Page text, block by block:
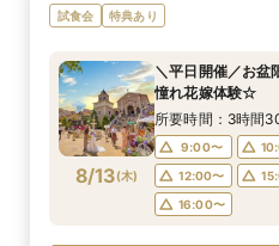
8/12(水)
【水曜休みの方に
宅見学フェア
11:00〜
15:00〜
フェア
8/12(水)
【平日人気No.1
邸宅&試食
11:00〜
16:00〜
フェア
8/12(水)
【比較見学にも◎
ショート相談会
11:00〜
15:00〜
17:00〜
フェア
8/12(水)
【平日限定】仕事
験！結婚式相談会
16:00〜
17:00〜
18:00〜
フェア
試食会 特典あり
8/13(木)
＼平日開催／お盆
憧れ花嫁体験☆
所要時間：3時間
9:00〜
12:00〜
16:00〜